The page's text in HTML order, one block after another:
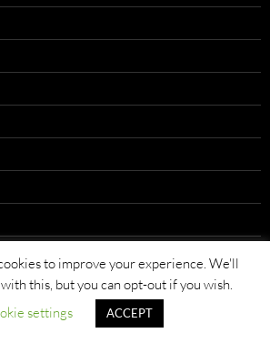
to improve your experience. We'll
this, but you can opt-out if you wish.
settings
ACCEPT